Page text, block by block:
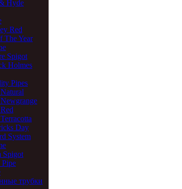
Hyde
Red
The Year
Spigot
Holmes
Pipes
Day
System
Spigot
Pipe
трубки